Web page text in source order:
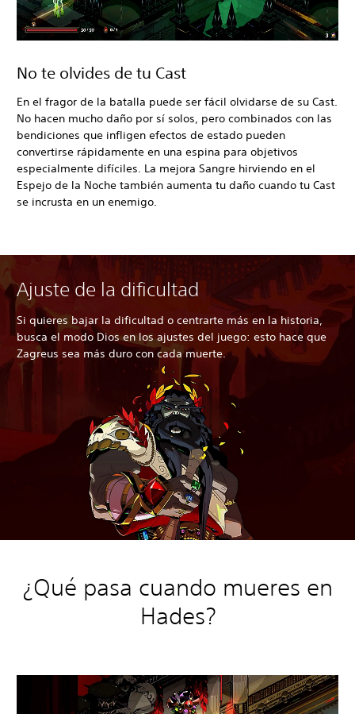
No te olvides de tu Cast
En el fragor de la batalla puede ser fácil olvidarse de su Cast.
No hacen mucho daño por sí solos, pero combinados con las
bendiciones que infligen efectos de estado pueden
convertirse rápidamente en una espina para objetivos
especialmente difíciles. La mejora Sangre hirviendo en el
Espejo de la Noche también aumenta tu daño cuando tu Cast
se incrusta en un enemigo.
Ajuste de la dificultad
Si quieres bajar la dificultad o centrarte más en la historia,
busca el modo Dios en los ajustes del juego: esto hace que
Zagreus sea más duro con cada muerte.
¿Qué pasa cuando mueres en
Hades?